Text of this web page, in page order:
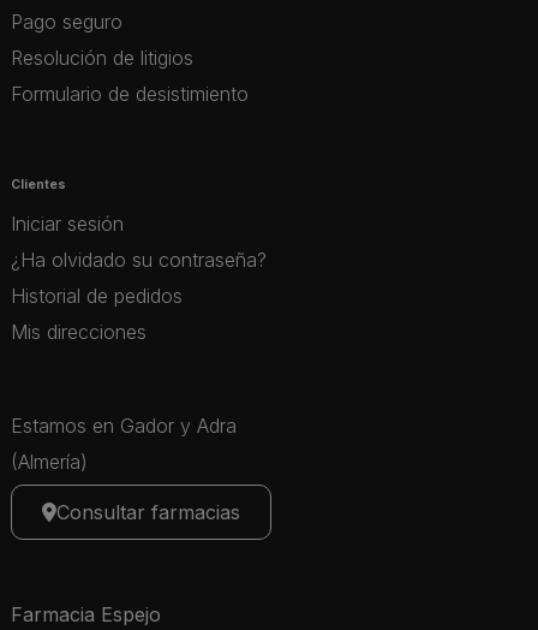
Pago seguro
Resolución de litigios
Formulario de desistimiento
Clientes
Iniciar sesión
¿Ha olvidado su contraseña?
Historial de pedidos
Mis direcciones
Estamos en Gador y Adra
(Almería)
Consultar farmacias
Farmacia Espejo